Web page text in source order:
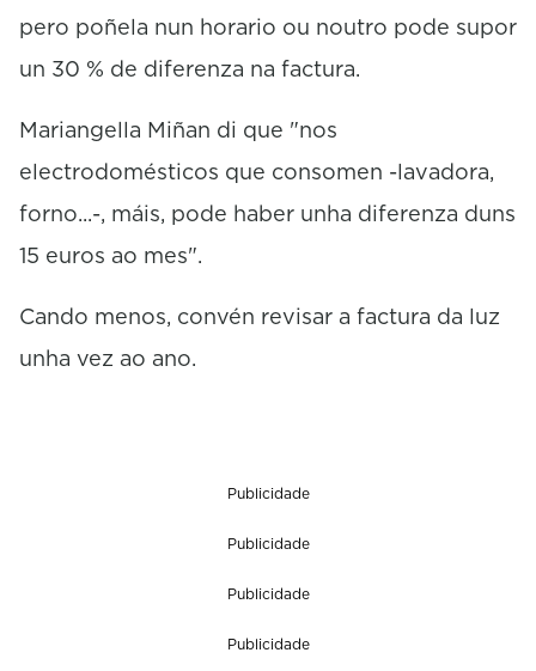
pero poñela nun horario ou noutro pode supor
un 30 % de diferenza na factura.
Mariangella Miñan di que "nos
electrodomésticos que consomen -lavadora,
forno...-, máis, pode haber unha diferenza duns
15 euros ao mes".
Cando menos, convén revisar a factura da luz
unha vez ao ano.
Publicidade
Publicidade
Publicidade
Publicidade